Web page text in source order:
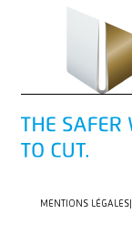
MENTIONS LÉGALES|